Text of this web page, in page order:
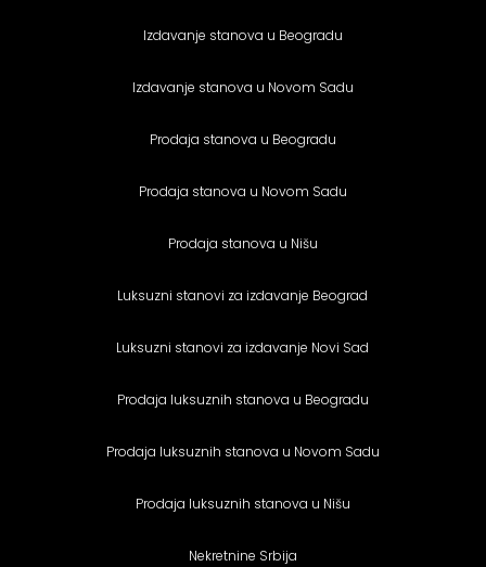
Izdavanje stanova u Beogradu
Izdavanje stanova u Novom Sadu
Prodaja stanova u Beogradu
Prodaja stanova u Novom Sadu
Prodaja stanova u Nišu
Luksuzni stanovi za izdavanje Beograd
Luksuzni stanovi za izdavanje Novi Sad
Prodaja luksuznih stanova u Beogradu
Prodaja luksuznih stanova u Novom Sadu
Prodaja luksuznih stanova u Nišu
Nekretnine Srbija